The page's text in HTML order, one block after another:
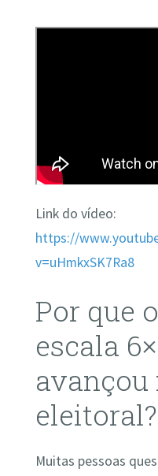
Link do vídeo:
https://
v=uHmkxSK7Ra8
Por que
escala
eleitoral?
Muitas pessoas